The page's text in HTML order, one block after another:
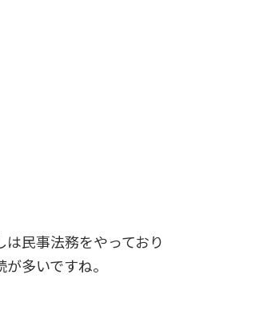
民事法務をやっており
多いですね。